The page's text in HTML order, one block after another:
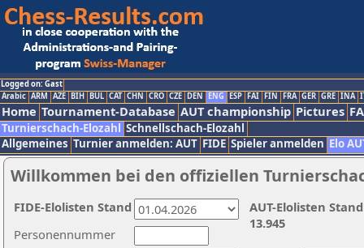
Logged on: Gast
Arabic ARM AZE BIH BUL CAT CHN CRO CZE DEN ENG ESP FAI FIN FRA GER GRE INA
Home Tournament-Database AUT championship Pictures
Turnierschach-Elozahl Schnellschach-Elozahl
Allgemeines Turnier anmelden: AUT FIDE Spieler anmelden Elo
Willkommen bei den offiziellen
Personennummer
AUT-Elolisten
13.945
FIDE-Elolisten Stand